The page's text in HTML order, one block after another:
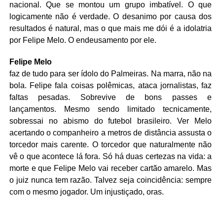
nacional. Que se montou um grupo imbatível. O que
logicamente não é verdade. O desanimo por causa dos
resultados é natural, mas o que mais me dói é a idolatria
por Felipe Melo. O endeusamento por ele.
Felipe Melo
faz de tudo para ser ídolo do Palmeiras. Na marra, não na
bola. Felipe fala coisas polêmicas, ataca jornalistas, faz
faltas pesadas. Sobrevive de bons passes e
lançamentos. Mesmo sendo limitado tecnicamente,
sobressai no abismo do futebol brasileiro. Ver Melo
acertando o companheiro a metros de distância assusta o
torcedor mais carente. O torcedor que naturalmente não
vê o que acontece lá fora. Só há duas certezas na vida: a
morte e que Felipe Melo vai receber cartão amarelo. Mas
o juiz nunca tem razão. Talvez seja coincidência: sempre
com o mesmo jogador. Um injustiçado, oras.